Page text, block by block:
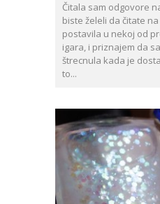
Čitala sam odgovore
biste želeli da čitate
postavila u nekoj od
igara, i priznajem da
štrecnula kada je
to...